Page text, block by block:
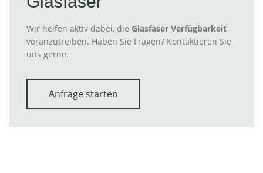
Wir helfen aktiv dabei, die Glasfaser Verfügbarkeit
voranzutreiben. Haben Sie Fragen? Kontaktieren Sie
uns gerne.
Anfrage starten